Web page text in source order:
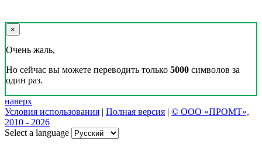
×
Очень жаль,
Но сейчас вы можете переводить только 5000 символов за
один раз.
наверх
Условия использования | Полная версия | © ООО «ПРОМТ»,
2010 - 2026
Select a language